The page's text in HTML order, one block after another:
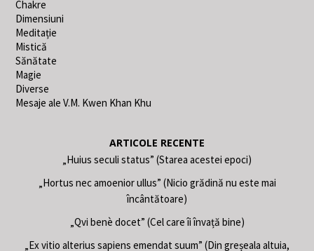
Chakre
Dimensiuni
Meditație
Mistică
Sănătate
Magie
Diverse
Mesaje ale V.M. Kwen Khan Khu
ARTICOLE RECENTE
„Huius seculi status” (Starea acestei epoci)
„Hortus nec amoenior ullus” (Nicio grădină nu este mai
încântătoare)
„Qvi benè docet” (Cel care îi învață bine)
„Ex vitio alterius sapiens emendat suum” (Din greșeala altuia,